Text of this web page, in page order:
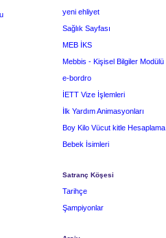
yeni ehliyet
Sağlık Sayfası
MEB İKS
Mebbis - Kişisel Bilgiler Modülü
e-bordro
İETT Vize İşlemleri
İlk Yardım Animasyonları
Boy Kilo Vücut kitle Hesaplama
Bebek İsimleri
Satranç Köşesi
Tarihçe
Şampiyonlar